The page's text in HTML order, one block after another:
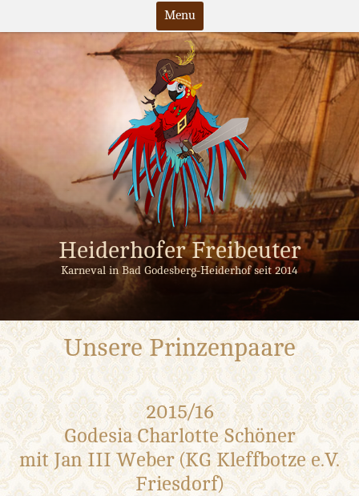
content
Menu
Heiderhofer Freibeuter
Karneval in Bad Godesberg-Heiderhof seit 2014
Unsere Prinzenpaare
2015/16
Godesia Charlotte Schöner
mit Jan III Weber (KG Kleffbotze e.V.
Friesdorf)